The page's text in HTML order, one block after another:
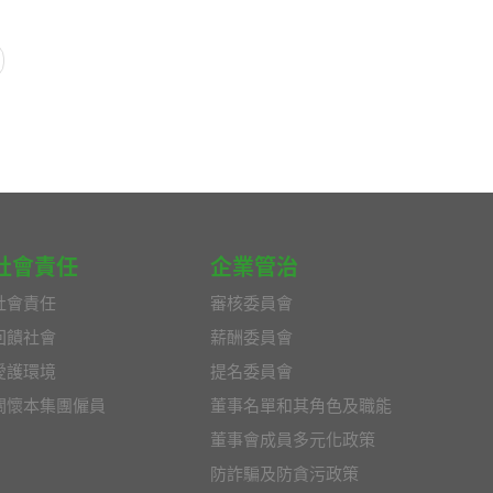
會責任
會責任
饋社會
護環境
懷本集團僱員
企業管治
審核委員會
薪酬委員會
提名委員會
董事名單和其角色及職能
董事會成員多元化政策
防詐騙及防貪污政策